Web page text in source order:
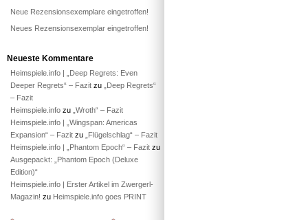
Neue Rezensionsexemplare eingetroffen!
Neues Rezensionsexemplar eingetroffen!
Neueste Kommentare
Heimspiele.info | „Deep Regrets: Even
Deeper Regrets“ – Fazit zu
„Deep Regrets“
– Fazit
Heimspiele.info zu „Wroth“ – Fazit
Heimspiele.info | „Wingspan: Americas
Expansion“ – Fazit zu
„Flügelschlag“ – Fazit
Heimspiele.info | „Phantom Epoch“ – Fazit zu
Ausgepackt: „Phantom Epoch (Deluxe
Edition)“
Heimspiele.info | Erster Artikel im Zwergerl-
Magazin! zu Heimspiele.info goes PRINT